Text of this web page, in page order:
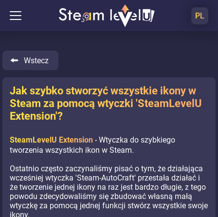
PL
Wstecz
Jak szybko stworzyć wszystkie ikony w
Steam za pomocą wtyczki 'SteamLevelU
Extension'?
SteamLevelU Extension - Wtyczka do szybkiego
tworzenia wszystkich ikon w Steam.
Ostatnio często zaczynaliśmy pisać o tym, że działająca
wcześniej wtyczka 'Steam-AutoCraft' przestała działać i
że tworzenie jednej ikony na raz jest bardzo długie, z tego
powodu zdecydowaliśmy się zbudować własną małą
wtyczkę za pomocą jednej funkcji stwórz wszystkie swoje
ikony.